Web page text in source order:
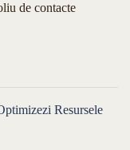
de contacte
Resursele